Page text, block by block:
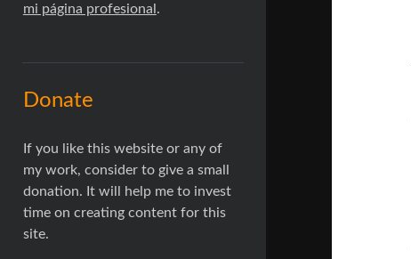
mi página profesional.
Donate
If you like this website or any of
my work, consider to give a small
donation. It will help me to invest
time on creating content for this
site.